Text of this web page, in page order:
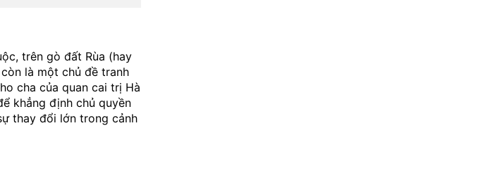
trên gò đất Rùa (hay
là một chủ đề tranh
cha của quan cai trị Hà
khẳng định chủ quyền
thay đổi lớn trong cảnh